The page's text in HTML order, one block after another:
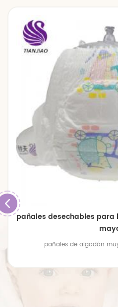
pañales desechables
pañales de algodón